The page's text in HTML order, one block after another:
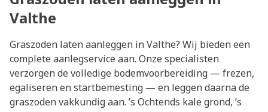
Valthe
Graszoden laten aanleggen in Valthe? Wij bieden een
complete aanlegservice aan. Onze specialisten
verzorgen de volledige bodemvoorbereiding — frezen,
egaliseren en startbemesting — en leggen daarna de
graszoden vakkundig aan. ’s Ochtends kale grond, ’s